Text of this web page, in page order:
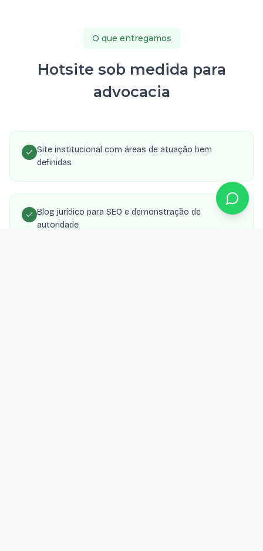
O que entregamos
Hotsite sob medida para
advocacia
Site institucional com áreas de atuação bem
definidas
Blog jurídico para SEO e demonstração de
autoridade